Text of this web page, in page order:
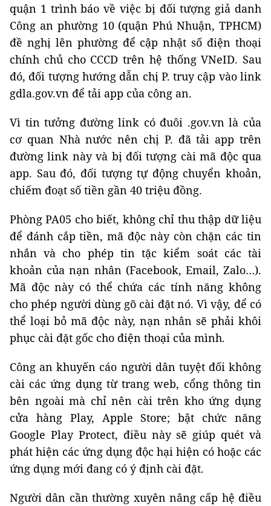
quận 1 trình báo về việc bị đối tượng giả danh
Công an phường 10 (quận Phú Nhuận, TPHCM)
đề nghị lên phường để cập nhật số điện thoại
chính chủ cho CCCD trên hệ thống VNeID. Sau
đó, đối tượng hướng dẫn chị P. truy cập vào link
gdla.gov.vn để tải app của công an.
Vì tin tưởng đường link có đuôi .gov.vn là của
cơ quan Nhà nước nên chị P. đã tải app trên
đường link này và bị đối tượng cài mã độc qua
app. Sau đó, đối tượng tự động chuyển khoản,
chiếm đoạt số tiền gần 40 triệu đồng.
Phòng PA05 cho biết, không chỉ thu thập dữ liệu
để đánh cắp tiền, mã độc này còn chặn các tin
nhắn và cho phép tin tặc kiểm soát các tài
khoản của nạn nhân (Facebook, Email, Zalo…).
Mã độc này có thể chứa các tính năng không
cho phép người dùng gõ cài đặt nó. Vì vậy, để có
thể loại bỏ mã độc này, nạn nhân sẽ phải khôi
phục cài đặt gốc cho điện thoại của mình.
Công an khuyến cáo người dân tuyệt đối không
cài các ứng dụng từ trang web, cổng thông tin
bên ngoài mà chỉ nên cài trên kho ứng dụng
cửa hàng Play, Apple Store; bật chức năng
Google Play Protect, điều này sẽ giúp quét và
phát hiện các ứng dụng độc hại hiện có hoặc các
ứng dụng mới đang có ý định cài đặt.
Người dân cần thường xuyên nâng cấp hệ điều